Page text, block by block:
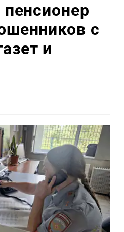
с
и